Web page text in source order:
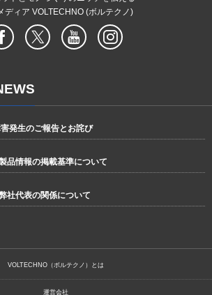
ディア VOLTECHNO (ボルテクノ)
発生のご報告とお詫び
品情報の掲載基準について
社代表の関係について
VOLTECHNO（ボルテクノ）とは
運営会社